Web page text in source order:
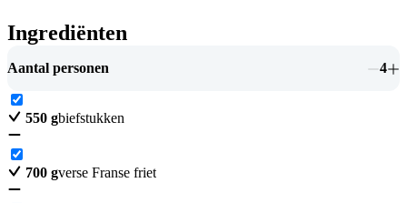
Ingrediënten
Aantal personen 4
550 gbiefstukken
700 gverse Franse friet